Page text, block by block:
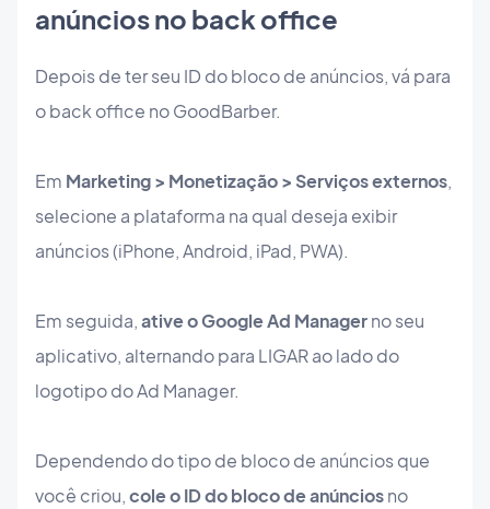
anúncios no back office
Depois de ter seu ID do bloco de anúncios, vá para
o back office no GoodBarber.
Em Marketing > Monetização > Serviços externos,
selecione a plataforma na qual deseja exibir
anúncios (iPhone, Android, iPad, PWA).
Em seguida,ative o Google Ad Managerno seu
aplicativo, alternando para LIGAR ao lado do
logotipo do Ad Manager.
Dependendo do tipo de bloco de anúncios que
você criou,cole o ID do bloco de anúnciosno